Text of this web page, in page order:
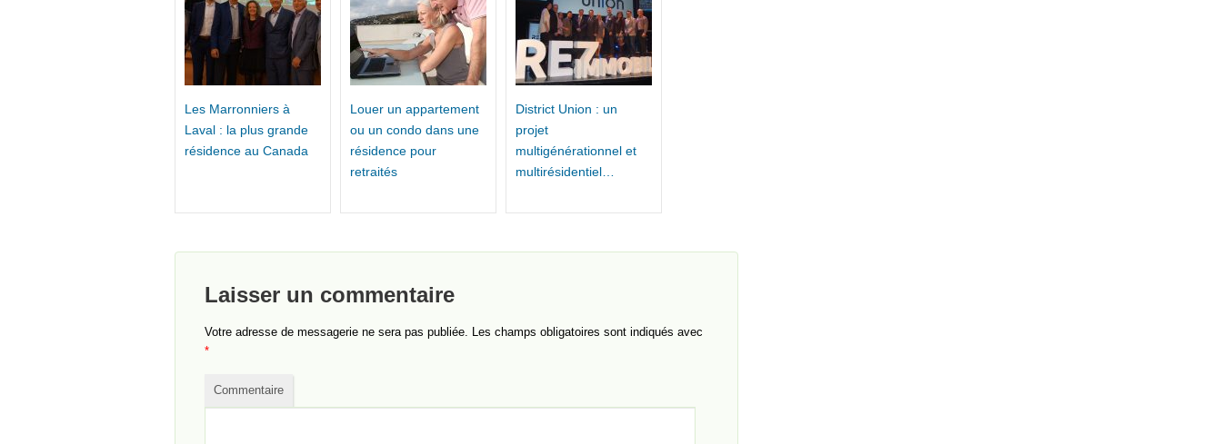
Les Marronniers à
Laval : la plus grande
résidence au Canada
Louer un appartement
ou un condo dans une
résidence pour
retraités
District Union : un
projet
multigénérationnel et
multirésidentiel…
Laisser un commentaire
Votre adresse de messagerie ne sera pas publiée. Les champs obligatoires sont indiqués avec
*
Commentaire